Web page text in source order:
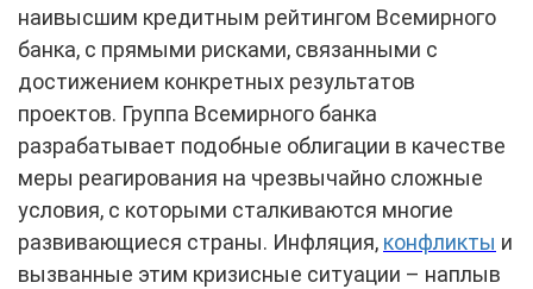
наивысшим кредитным рейтингом Всемирного
банка, с прямыми рисками, связанными с
достижением конкретных результатов
проектов. Группа Всемирного банка
разрабатывает подобные облигации в качестве
меры реагирования на чрезвычайно сложные
условия, с которыми сталкиваются многие
развивающиеся страны. Инфляция, конфликты и
вызванные этим кризисные ситуации – наплыв